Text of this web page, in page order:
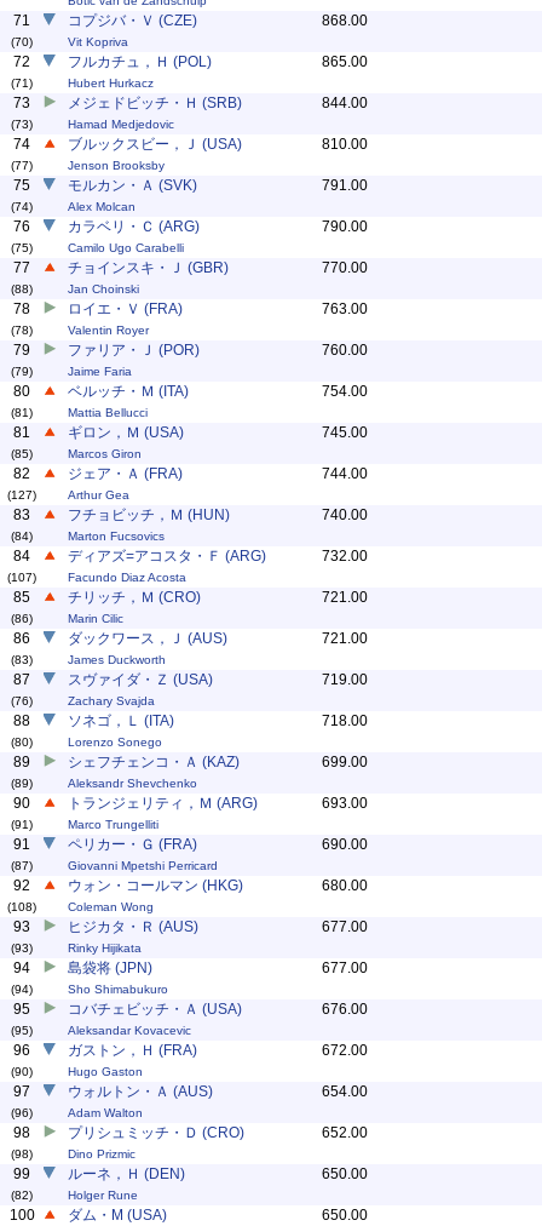
71
(70)
コプジバ・Ｖ (CZE)
Vit Kopriva
868.00
72
(71)
フルカチュ，Ｈ (POL)
Hubert Hurkacz
865.00
73
(73)
メジェドビッチ・Ｈ (SRB)
Hamad Medjedovic
844.00
74
(77)
ブルックスビー，Ｊ (USA)
Jenson Brooksby
810.00
75
(74)
モルカン・Ａ (SVK)
Alex Molcan
791.00
76
(75)
カラベリ・Ｃ (ARG)
Camilo Ugo Carabelli
790.00
77
(88)
チョインスキ・Ｊ (GBR)
Jan Choinski
770.00
78
(78)
ロイエ・Ｖ (FRA)
Valentin Royer
763.00
79
(79)
ファリア・Ｊ (POR)
Jaime Faria
760.00
80
(81)
ベルッチ・Ｍ (ITA)
Mattia Bellucci
754.00
81
(85)
ギロン，Ｍ (USA)
Marcos Giron
745.00
82
(127)
ジェア・Ａ (FRA)
Arthur Gea
744.00
83
(84)
フチョビッチ，Ｍ (HUN)
Marton Fucsovics
740.00
84
(107)
ディアズ=アコスタ・Ｆ (ARG)
Facundo Diaz Acosta
732.00
85
(86)
チリッチ，Ｍ (CRO)
Marin Cilic
721.00
86
(83)
ダックワース，Ｊ (AUS)
James Duckworth
721.00
87
(76)
スヴァイダ・Ｚ (USA)
Zachary Svajda
719.00
88
(80)
ソネゴ，Ｌ (ITA)
Lorenzo Sonego
718.00
89
(89)
シェフチェンコ・Ａ (KAZ)
Aleksandr Shevchenko
699.00
90
(91)
トランジェリティ，Ｍ (ARG)
Marco Trungelliti
693.00
91
(87)
ペリカー・Ｇ (FRA)
Giovanni Mpetshi Perricard
690.00
92
(108)
ウォン・コールマン (HKG)
Coleman Wong
680.00
93
(93)
ヒジカタ・Ｒ (AUS)
Rinky Hijikata
677.00
94
(94)
島袋将 (JPN)
Sho Shimabukuro
677.00
95
(95)
コバチェビッチ・Ａ (USA)
Aleksandar Kovacevic
676.00
96
(90)
ガストン，Ｈ (FRA)
Hugo Gaston
672.00
97
(96)
ウォルトン・Ａ (AUS)
Adam Walton
654.00
98
(98)
プリシュミッチ・Ｄ (CRO)
Dino Prizmic
652.00
99
(82)
ルーネ，Ｈ (DEN)
Holger Rune
650.00
100 ダム・M (USA) 650.00